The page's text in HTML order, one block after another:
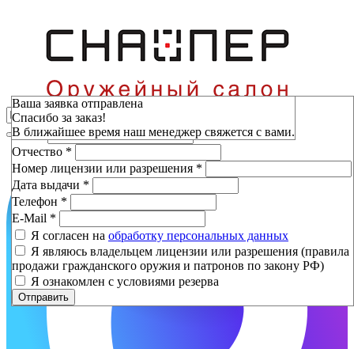
Зарезервировать
Фамилия*
Имя*
Отчество *
Номер лицензии или разрешения *
Дата выдачи *
Телефон *
E-Mail *
Я согласен на обработку персональных данных
Я являюсь владельцем лицензии или разрешения (правила
продажи гражданского оружия и патронов по закону РФ)
Я ознакомлен с условиями резерва
Отправить
Ваша заявка отправлена
Спасибо за заказ!
В ближайшее время наш менеджер свяжется с вами.